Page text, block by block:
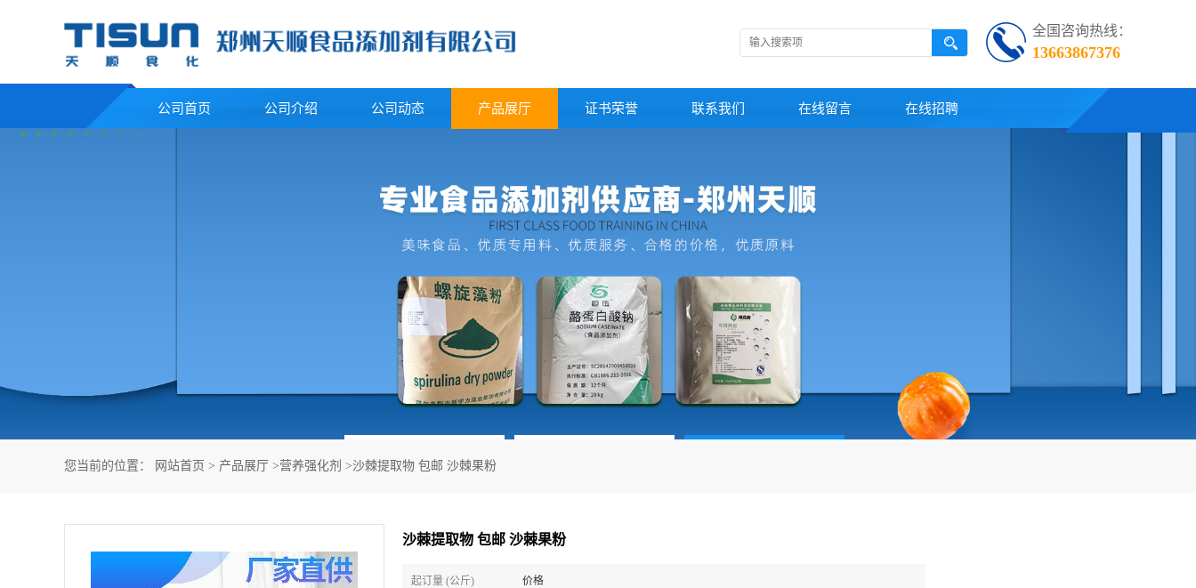
全国咨询热线：
13663867376
公司首页 公司介绍 公司动态 产品展厅 证书荣誉 联系我们 在线留言 在线招聘
您当前的位置： 网站首页 > 产品展厅 >营养强化剂 >沙棘提取物 包邮 沙棘果粉
沙棘提取物 包邮 沙棘果粉
起订量 (公斤) 价格